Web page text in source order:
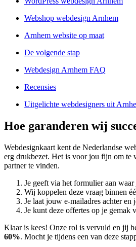
Webshop webdesign Arnhem
Arnhem website op maat
De volgende stap
Webdesign Arnhem FAQ
Recensies
Uitgelichte webdesigners uit
Hoe garanderen wij
Webdesignkaart kent de Nederlandse
erg drukbezet. Het is voor jou fijn om te
partner te vinden.
Je geeft via het formulier aan
Wij koppelen deze vraag binnen
Je laat jouw e-mailadres achter
Je kunt deze offertes op je gemak
Klaar is kees! Onze rol is vervuld en jij
60%. Mocht je tijdens een van deze